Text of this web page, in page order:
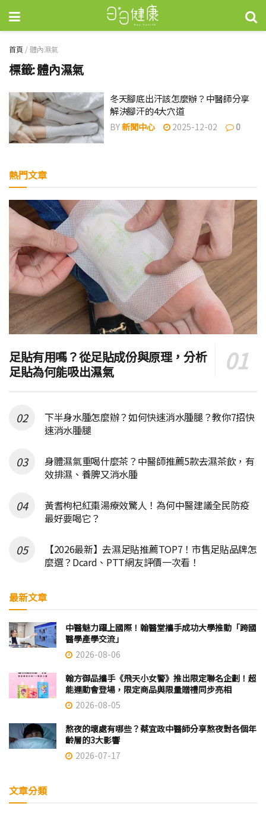
首頁 /體內濕氣
標籤:體內濕氣
冬天腳底出汗該怎麼辦？中醫師分享
解決腳汗的4大穴道
BY新聞中心 2025-12-02 0
熱門文章
足貼有用嗎？從足貼成份與原理，分析
足貼為何能吸出濕氣
下半身水腫怎麼辦？如何快速消水腫腿？教你7招快
速消水腫腿
身體濕氣重喝什麼茶？中醫師推薦5款去濕茶飲，有
效排濕、養脾又消水腫
黃耆枸杞紅棗湯療效驚人！為何中醫建議全民防疫
最好要喝它？
【2026最新】去濕足貼推薦TOP7！市售足貼品牌怎
麼選？Dcard、PTT網友評價一次看！
最新文章
中醫魅力躍上國際！翰醫堂攜手成功大學推動「跨國
醫學產學交流」
2026-08-06
翰方御品攜手《飛天小女警》推出限定聯名企劃！超
能運動會登場，限定商品與限量贈禮同步亮相
2026-08-05
熬夜的壞處有哪些？蔡宜政中醫師分享熬夜對各個年
齡層的3大影響
2026-07-17
文章分類